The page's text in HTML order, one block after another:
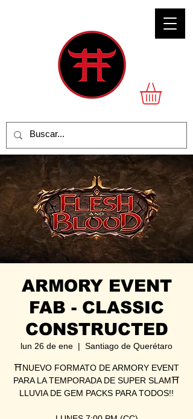
ARMORY EVENT
FAB - CLASSIC
CONSTRUCTED
lun 26 de ene
  |
Santiago de Querétaro
⛩NUEVO FORMATO DE ARMORY EVENT
PARA LA TEMPORADA DE SUPER SLAM⛩
LLUVIA DE GEM PACKS PARA TODOS!!